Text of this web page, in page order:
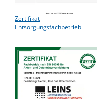
Zertifikat
Entsorgungsfachbetrieb